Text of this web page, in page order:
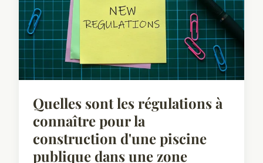
Quelles sont les régulations à
connaître pour la
construction d'une piscine
publique dans une zone